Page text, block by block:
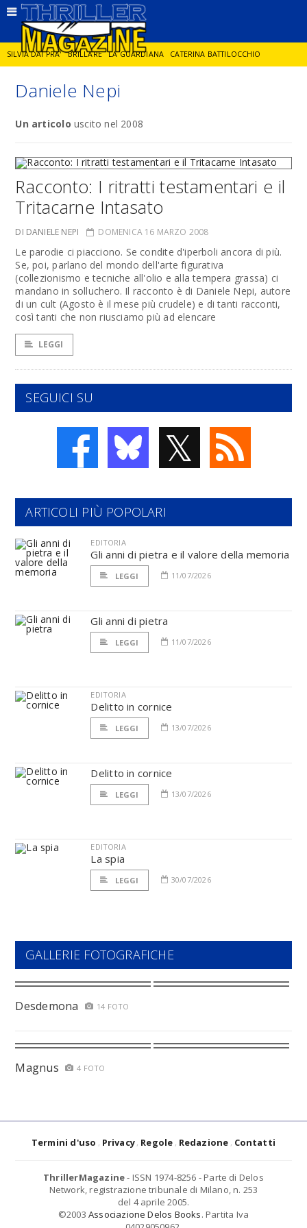
SILVIA DAI PRA' BRILLARE LA GUARDIANA CATERINA BATTILOCCHIO
JORGE DIAZ LA SPIA DELITTO IN CORNICE
Daniele Nepi
Un articolo uscito nel 2008
Racconto: I ritratti testamentari e il
Tritacarne Intasato
DI DANIELE NEPI DOMENICA 16 MARZO 2008
Le parodie ci piacciono. Se condite d'iperboli ancora di più.
Se, poi, parlano del mondo dell'arte figurativa
(collezionismo e tecniche all'olio e alla tempera grassa) ci
mandano in solluchero. Il racconto è di Daniele Nepi, autore
di un cult (Agosto è il mese più crudele) e di tanti racconti,
così tanti che non riusciamo più ad elencare
LEGGI
SEGUICI SU
𝕏
ARTICOLI PIÙ POPOLARI
EDITORIA
Gli anni di pietra e il valore della memoria
LEGGI 11/07/2026
Gli anni di pietra
LEGGI 11/07/2026
EDITORIA
Delitto in cornice
LEGGI 13/07/2026
Delitto in cornice
LEGGI 13/07/2026
EDITORIA
La spia
LEGGI 30/07/2026
GALLERIE FOTOGRAFICHE
Desdemona 14 FOTO
Magnus 4 FOTO
Termini d'uso Privacy Regole Redazione Contatti
ThrillerMagazine- ISSN 1974-8256 - Parte di Delos
Network, registrazione tribunale di Milano, n. 253
del 4 aprile 2005.
©2003 Associazione Delos Books. Partita Iva